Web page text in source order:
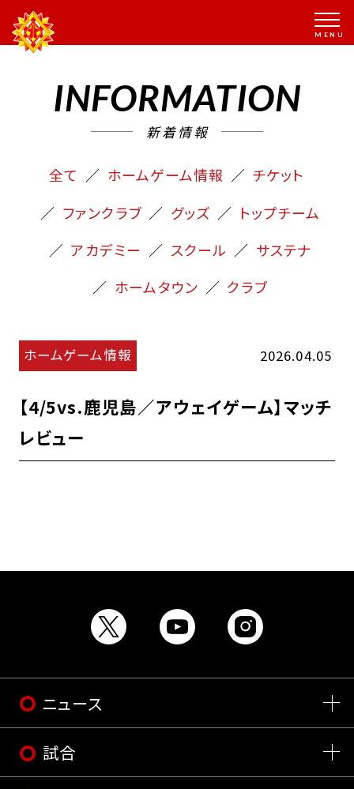
INFORMATION
新着情報
全て ホームゲーム情報
チケット
ファンクラブ
グッズ
トップチーム
アカデミー
スクール
サステナ
ホームタウン
クラブ
ホームゲーム情報 2026.04.05
【4/5vs.鹿児島／アウェイゲーム】マッチ
レビュー
ニュース
試合